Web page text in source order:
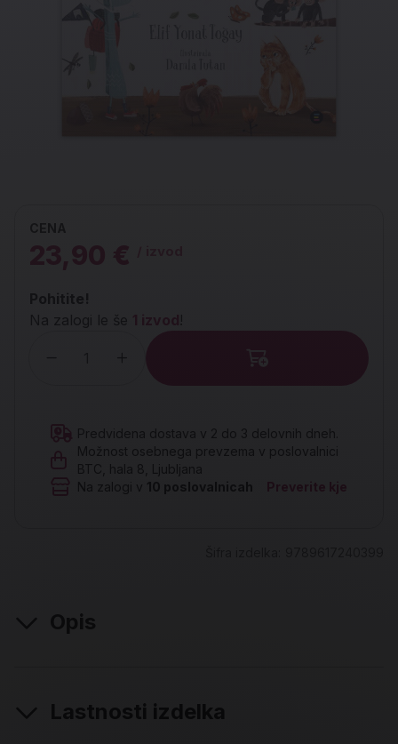
CENA
23,90 €
Pohitite!
Na zalogi le še 1 izvod !
Predvidena dostava v 2 do 3 delovnih dneh.
Možnost osebnega prevzema v poslovalnici
BTC, hala 8, Ljubljana
Na zalogi v
10 poslovalnicah Preverite kje
Opis
Lastnosti izdelka